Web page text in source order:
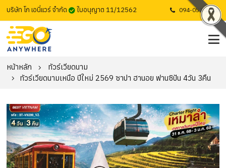
บริษัท โก เอนี่แวร์ จำกัด ใบอนุญาต 11/12562 094-053-1725
หน้าหลัก
ทัวร์เวียดนาม
ทัวร์เวียดนามเหนือ ปีใหม่ 2569 ซาปา ฮานอย ฟานซิปัน 4วัน 3คืน